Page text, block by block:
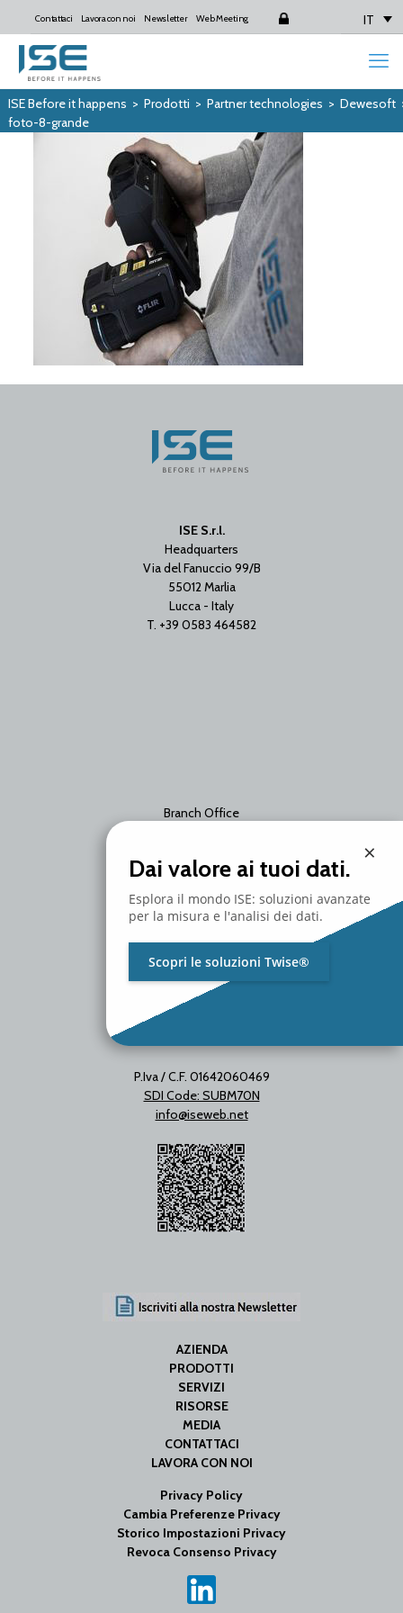
Contattaci Lavora con noi Newsletter Web Meeting IT
ISE Before it happens > Prodotti > Partner technologies > Dewesoft
foto-8-grande
ISE S.r.l.
Headquarters
Via del Fanuccio 99/B
55012 Marlia
Lucca - Italy
T. +39 0583 464582
Branch Office
Milano - Italy
P.Iva / C.F. 01642060469
SDI Code: SUBM70N
info@iseweb.net
AZIENDA
PRODOTTI
SERVIZI
RISORSE
MEDIA
CONTATTACI
LAVORA CON NOI
Privacy Policy
Cambia Preferenze Privacy
Storico Impostazioni Privacy
Revoca Consenso Privacy
×
Dai valore ai tuoi dati.
Esplora il mondo ISE: soluzioni avanzate
per la misura e l'analisi dei dati.
Scopri le soluzioni Twise®